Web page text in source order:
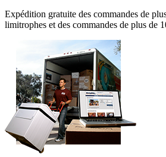
Expédition gratuite des commandes de
limitrophes et des commandes de plus de